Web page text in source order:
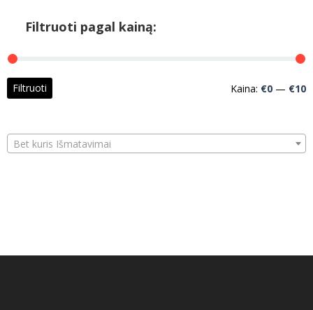
Filtruoti pagal kainą:
Filtruoti Kaina: €0 — €10
Bet kuris Išmatavimai